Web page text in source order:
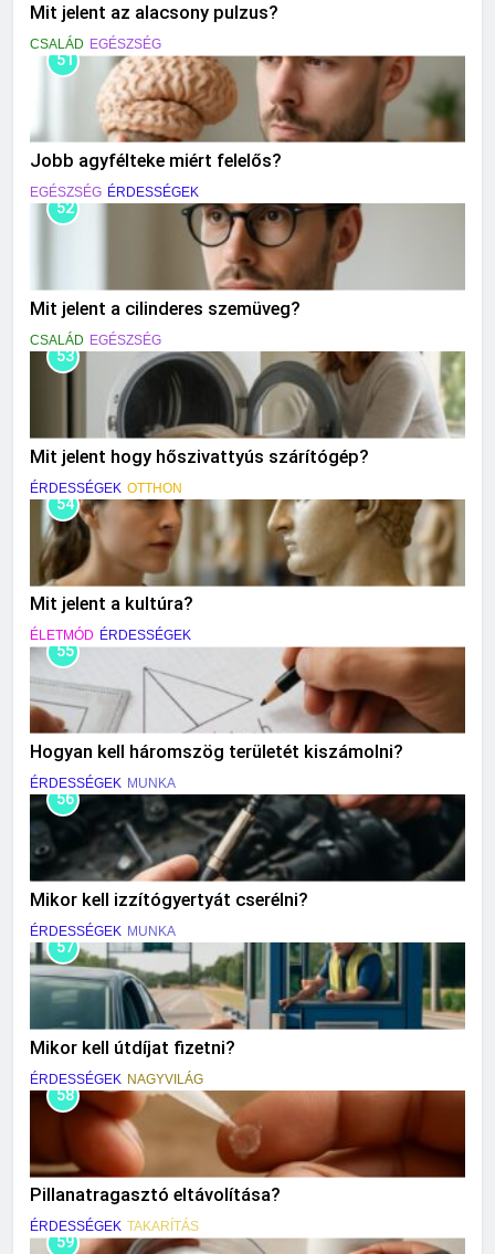
Mit jelent az alacsony pulzus?
CSALÁD EGÉSZSÉG
51
Jobb agyfélteke miért felelős?
EGÉSZSÉG ÉRDESSÉGEK
52
Mit jelent a cilinderes szemüveg?
CSALÁD EGÉSZSÉG
53
Mit jelent hogy hőszivattyús szárítógép?
ÉRDESSÉGEK OTTHON
54
Mit jelent a kultúra?
ÉLETMÓD ÉRDESSÉGEK
55
Hogyan kell háromszög területét kiszámolni?
ÉRDESSÉGEK MUNKA
56
Mikor kell izzítógyertyát cserélni?
ÉRDESSÉGEK MUNKA
57
Mikor kell útdíjat fizetni?
ÉRDESSÉGEK NAGYVILÁG
58
Pillanatragasztó eltávolítása?
ÉRDESSÉGEK TAKARÍTÁS
59